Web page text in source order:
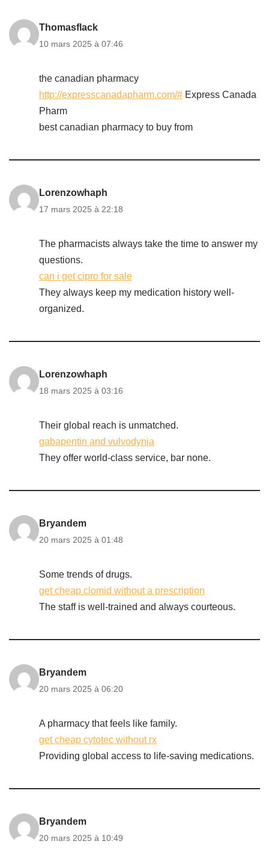
Thomasflack
10 mars 2025 à 07:46
the canadian pharmacy
http://expresscanadapharm.com/# Express Canada
Pharm
best canadian pharmacy to buy from
Lorenzowhaph
17 mars 2025 à 22:18
The pharmacists always take the time to answer my
questions.
can i get cipro for sale
They always keep my medication history well-
organized.
Lorenzowhaph
18 mars 2025 à 03:16
Their global reach is unmatched.
gabapentin and vulvodynia
They offer world-class service, bar none.
Bryandem
20 mars 2025 à 01:48
Some trends of drugs.
get cheap clomid without a prescription
The staff is well-trained and always courteous.
Bryandem
20 mars 2025 à 06:20
A pharmacy that feels like family.
get cheap cytotec without rx
Providing global access to life-saving medications.
Bryandem
20 mars 2025 à 10:49